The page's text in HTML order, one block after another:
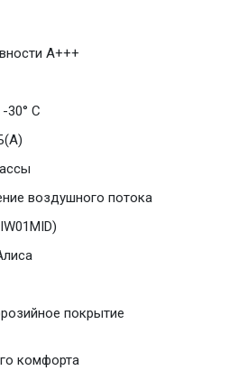
A+++
30° C
воздушного потока
покрытие
комфорта